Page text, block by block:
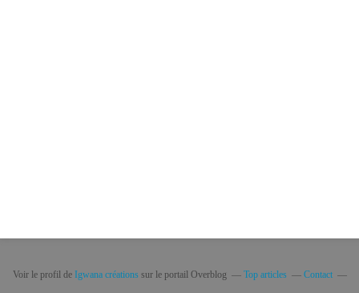
Voir le profil de Igwana créationssur le portail Overblog Top articles Contact